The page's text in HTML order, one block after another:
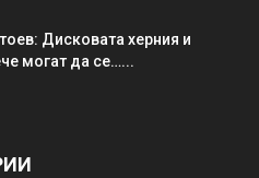
Дисковата херния и
могат да се…...